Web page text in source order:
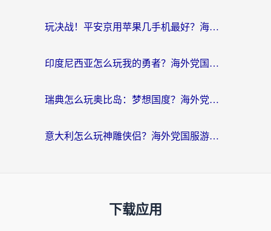
玩决战！平安京用苹果几手机最好？海外党必看的设备+加速器双攻略
印度尼西亚怎么玩我的勇者？海外党国服游戏加速避坑指南（附实况五行师解决方案）
瑞典怎么玩奥比岛：梦想国度？海外党亲测有效的国服游戏加速全攻略
意大利怎么玩神雕侠侣？海外党国服游戏加速终极指南（附欧洲玩王者王国保卫战4不卡技巧）
下载应用